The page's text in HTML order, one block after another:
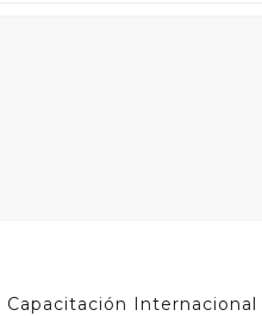
Capacitación Internacional